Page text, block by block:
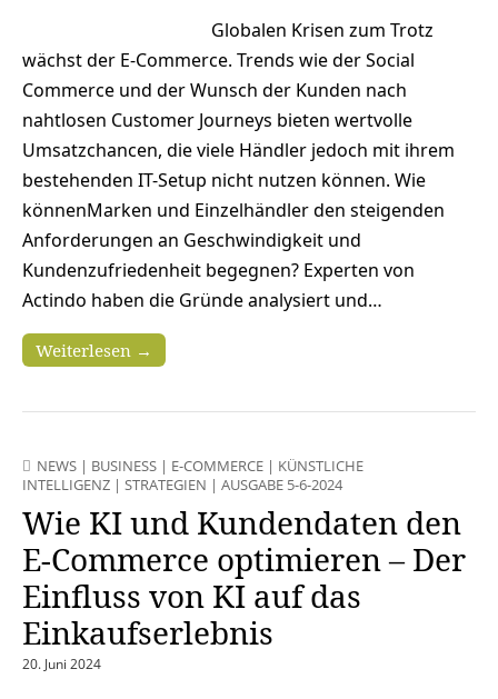
Globalen Krisen zum Trotz
wächst der E-Commerce. Trends wie der Social
Commerce und der Wunsch der Kunden nach
nahtlosen Customer Journeys bieten wertvolle
Umsatzchancen, die viele Händler jedoch mit ihrem
bestehenden IT-Setup nicht nutzen können. Wie
könnenMarken und Einzelhändler den steigenden
Anforderungen an Geschwindigkeit und
Kundenzufriedenheit begegnen? Experten von
Actindo haben die Gründe analysiert und…
Weiterlesen →
NEWS | BUSINESS | E-COMMERCE | KÜNSTLICHE
INTELLIGENZ | STRATEGIEN | AUSGABE 5-6-2024
Wie KI und Kundendaten den
E-Commerce optimieren – Der
Einfluss von KI auf das
Einkaufserlebnis
20. Juni 2024